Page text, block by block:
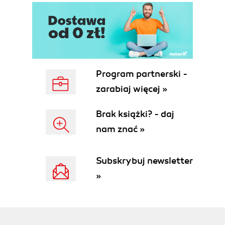
Whats in a name Node, Node.js, or
Node.JS?
Summary
2. Setting up Node
System requirements
Installing Node using package managers
Installing on Mac OS X with
MacPorts
Homebrew
Installing on Linux from package
nodejs.org
Installing Node on Windows using
Program partnerski -
zarabiaj więcej »
Brak książki? - daj
nam znać »
Subskrybuj newsletter
»